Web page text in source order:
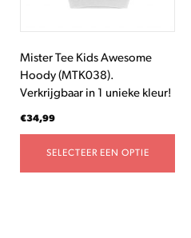
Mister Tee Kids Awesome
Hoody (MTK038).
Verkrijgbaar in 1 unieke kleur!
€34,99
SELECTEER EEN OPTIE
op
de
productpagina